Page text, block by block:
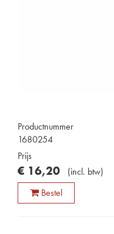
Productnummer
1680254
Prijs
€ 16,20 (incl. btw)
Bestel